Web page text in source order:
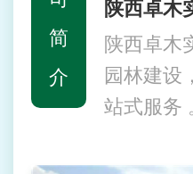
简
介
陕西卓木
陕西卓木
园林建设
站式服务